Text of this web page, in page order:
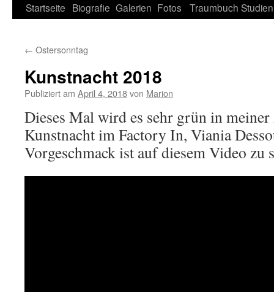
Zum
springen
Startseite Biografie Galerien Fotos Traumbuch Studien
← Ostersonntag
Kunstnacht 2018
Publiziert am April 4, 2018von Marion
Dieses Mal wird es sehr grün in
Kunstnacht im Factory In, Viania
Vorgeschmack ist auf diesem Video zu